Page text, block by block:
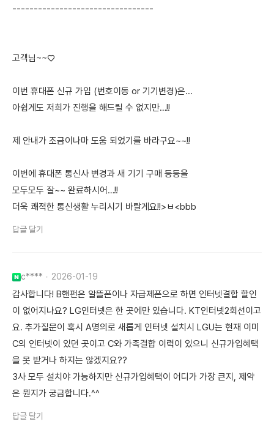
---------------------------------
고객님~~♡
이번 휴대폰 신규 가입 (번호이동 or 기기변경)은...
아쉽게도 저희가 진행을 해드릴 수 없지만…!!
제 안내가 조금이나마 도움 되었기를 바라구요~~!!
이번에 휴대폰 통신사 변경과 새 기기 구매 등등을
모두모두 잘~~ 완료하시어…!!
더욱 쾌적한 통신생활 누리시기 바랄게요!!>ㅂ<bbb
답글 달기
c**** 2026-01-19
감사합니다! B핸펀은 알뜰폰이나 자급제폰으로 하면 인터넷결합 할인
이 없어지나요? LG인터넷은 한 곳에만 있습니다. KT인터넷2회선이고
요. 추가질문이 혹시 A명의로 새롭게 인터넷 설치시 LGU는 현재 이미
C의 인터넷이 있던 곳이고 C와 가족결합 이력이 있으니 신규가입혜택
을 못 받거나 하지는 않겠지요??
3사 모두 설치야 가능하지만 신규가입혜택이 어디가 가장 큰지, 제약
은 뭔지가 궁금합니다.^^
답글 달기